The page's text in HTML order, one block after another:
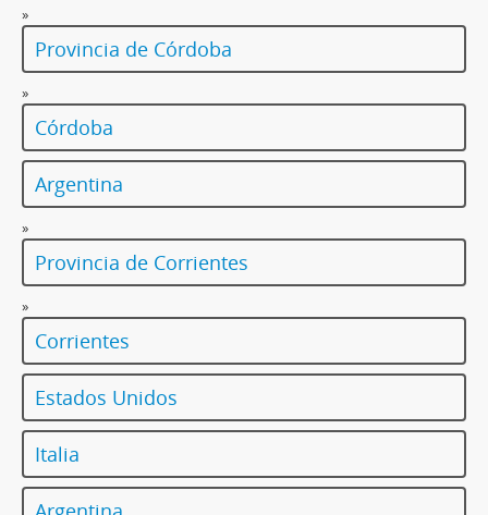
»
Provincia de Córdoba
»
Córdoba
Argentina
»
Provincia de Corrientes
»
Corrientes
Estados Unidos
Italia